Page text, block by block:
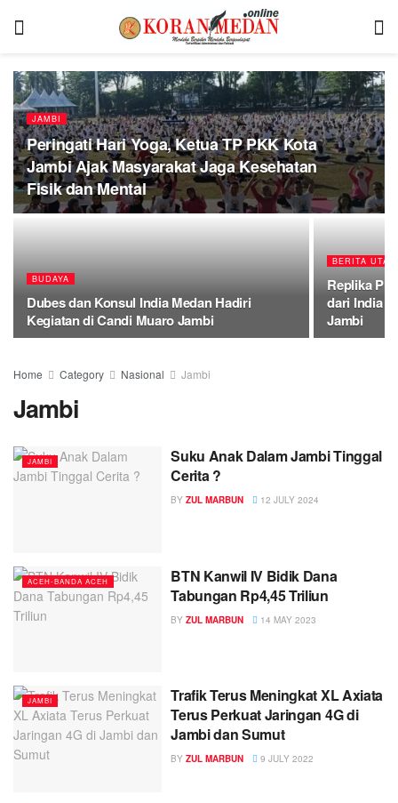
JAMBI
Peringati Hari Yoga, Ketua TP PKK Kota
Jambi Ajak Masyarakat Jaga Kesehatan
Fisik dan Mental
BUDAYA
Dubes dan Konsul India Medan Hadiri
Kegiatan di Candi Muaro Jambi
BERITA
Replika
dari India
Jambi
Home Category Nasional Jambi
Jambi
JAMBI
Suku Anak Dalam Jambi Tinggal
Cerita ?
BY ZUL MARBUN 12 JULY 2024
ACEH-BANDA ACEH
BTN Kanwil IV Bidik Dana
Tabungan Rp4,45 Triliun
BY ZUL MARBUN 14 MAY 2023
JAMBI
Trafik Terus Meningkat XL Axiata
Terus Perkuat Jaringan 4G di
Jambi dan Sumut
BY ZUL MARBUN 9 JULY 2022